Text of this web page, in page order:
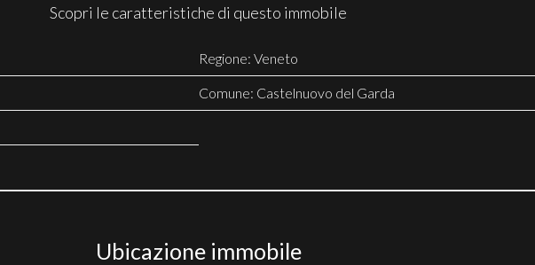
Scopri le caratteristiche di questo immobile
Regione: Veneto
Comune: Castelnuovo del Garda
Ubicazione immobile